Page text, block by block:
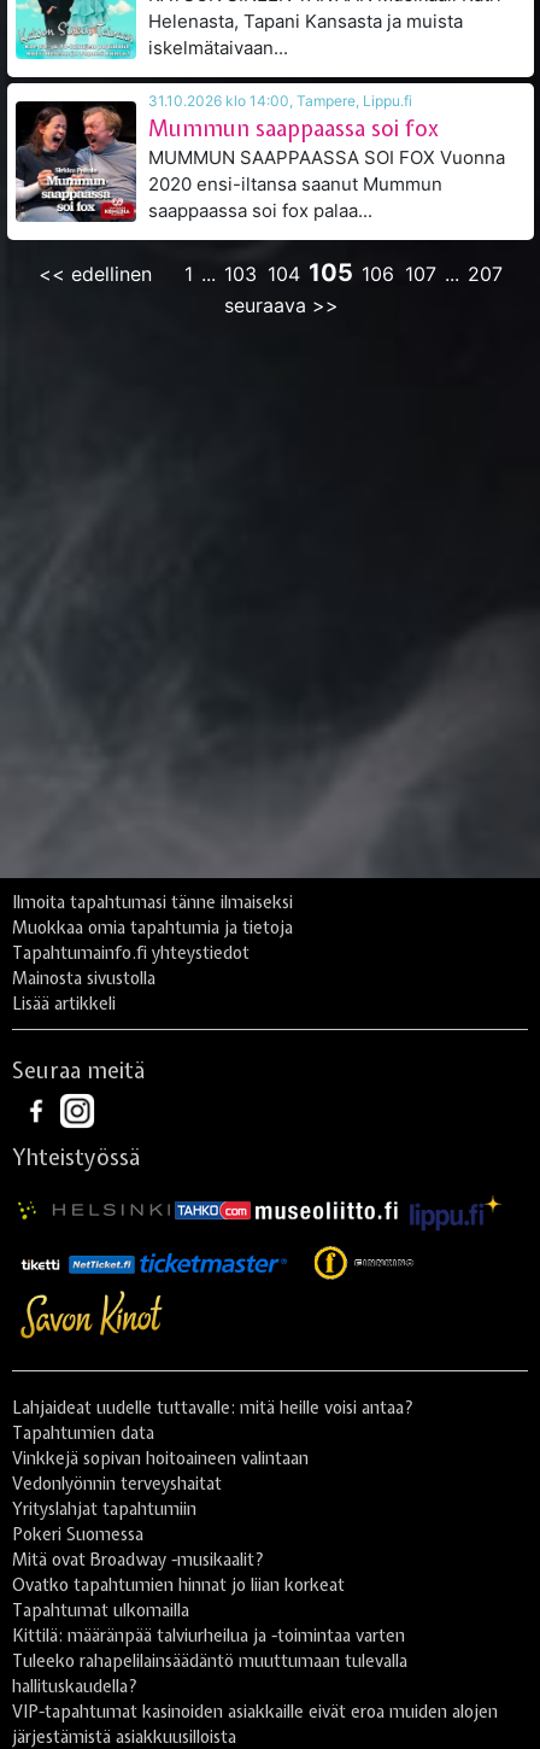
Helenasta, Tapani Kansasta ja muista
iskelmätaivaan...
31.10.2026 klo 14:00, Tampere, Lippu.fi
Mummun saappaassa soi fox
MUMMUN SAAPPAASSA SOI FOX Vuonna
2020 ensi-iltansa saanut Mummun
saappaassa soi fox palaa...
<< edellinen 1 ... 103 104 105 106 107 ... 207
seuraava >>
Ilmoita tapahtumasi tänne ilmaiseksi
Muokkaa omia tapahtumia ja tietoja
Tapahtumainfo.fi yhteystiedot
Mainosta sivustolla
Lisää artikkeli
Seuraa meitä
Yhteistyössä
Lahjaideat uudelle tuttavalle: mitä heille voisi antaa?
Tapahtumien data
Vinkkejä sopivan hoitoaineen valintaan
Vedonlyönnin terveyshaitat
Yrityslahjat tapahtumiin
Pokeri Suomessa
Mitä ovat Broadway -musikaalit?
Ovatko tapahtumien hinnat jo liian korkeat
Tapahtumat ulkomailla
Kittilä: määränpää talviurheilua ja -toimintaa varten
Tuleeko rahapelilainsäädäntö muuttumaan tulevalla
hallituskaudella?
VIP-tapahtumat kasinoiden asiakkaille eivät eroa muiden alojen
järjestämistä asiakkuusilloista